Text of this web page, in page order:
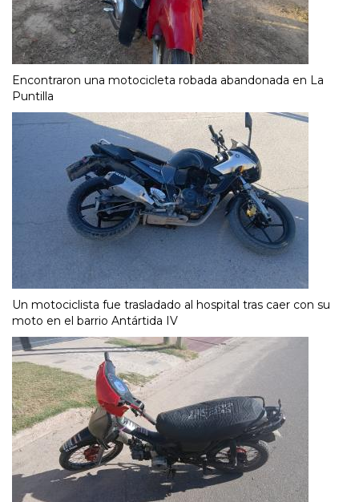
Encontraron una motocicleta robada abandonada en La
Puntilla
Un motociclista fue trasladado al hospital tras caer con su
moto en el barrio Antártida IV